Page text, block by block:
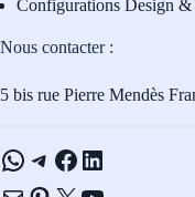
Configurations Design &
Nous contacter :
5 bis rue Pierre Mendès
WhatsApp
Telegram
Facebook
LinkedIn